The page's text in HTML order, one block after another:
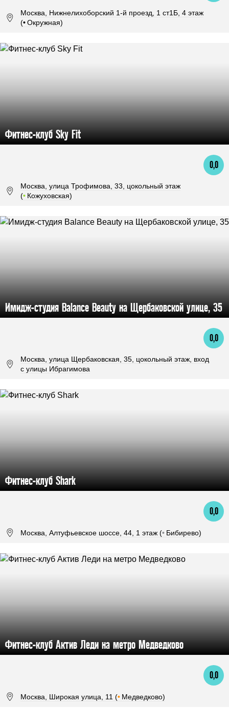
Москва, Нижнелихоборский 1-й проезд, 1 ст1Б, 4 этаж
(•Окружная)
Фитнес-клуб Sky Fit
0,0
Москва, улица Трофимова, 33, цокольный этаж
(• Кожуховская)
Имидж-студия Balance Beauty на Щербаковской улице, 35
0,0
Москва, улица Щербаковская, 35, цокольный этаж, вход
с улицы Ибрагимова
Фитнес-клуб Shark
0,0
Москва, Алтуфьевское шоссе, 44, 1 этаж (• Бибирево)
Фитнес-клуб Актив Леди на метро Медведково
0,0
Москва, Широкая улица, 11 (• Медведково)